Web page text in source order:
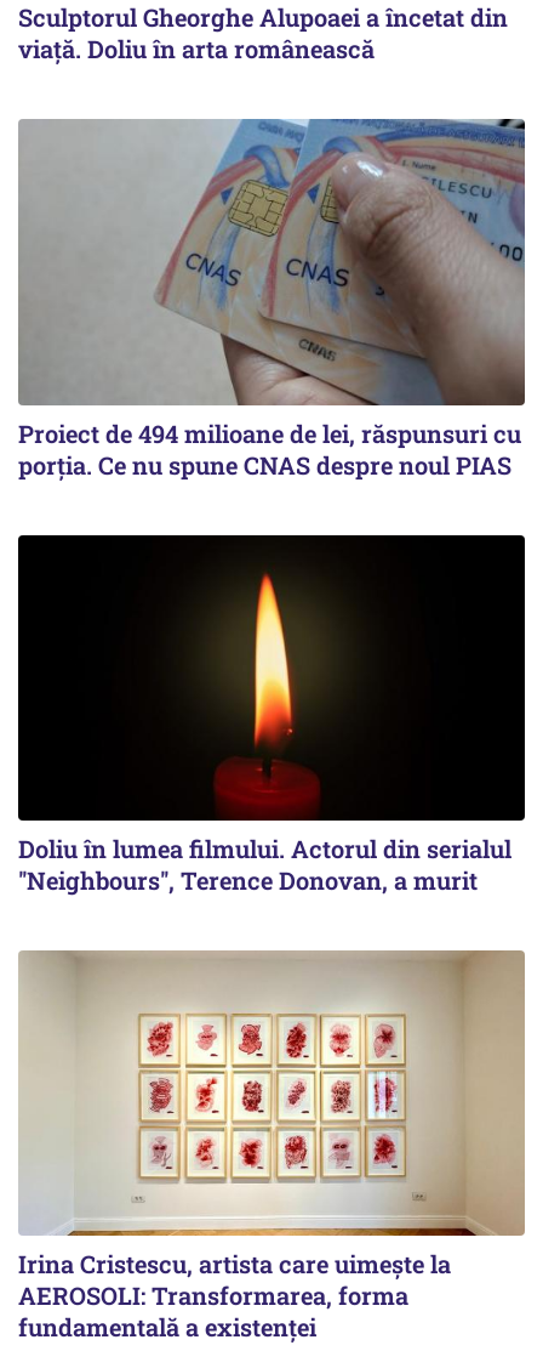
Sculptorul Gheorghe Alupoaei a încetat din
viață. Doliu în arta românească
Proiect de 494 milioane de lei, răspunsuri cu
porția. Ce nu spune CNAS despre noul PIAS
Doliu în lumea filmului. Actorul din serialul
''Neighbours'', Terence Donovan, a murit
Irina Cristescu, artista care uimește la
AEROSOLI: Transformarea, forma
fundamentală a existenței